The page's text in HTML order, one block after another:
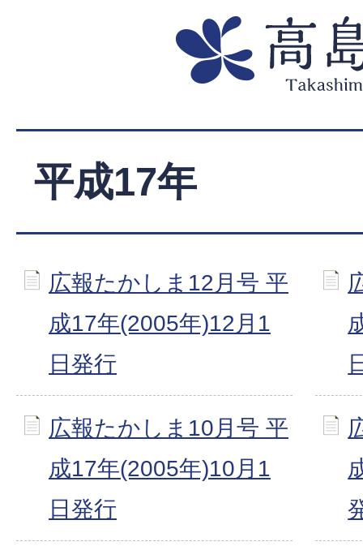
平成17年
広報たかしま12月号 平
成17年(2005年)12月1
日発行
広報たかしま10月号 平
成17年(2005年)10月1
日発行